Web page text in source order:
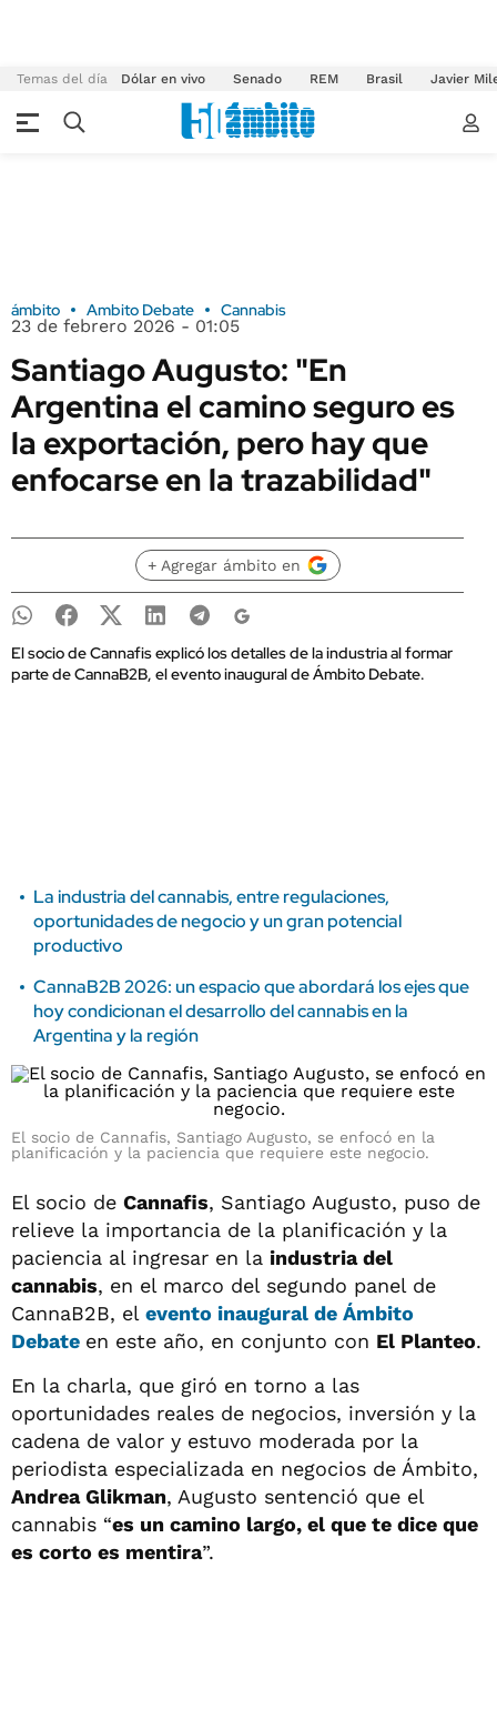
Temas del día Dólar en vivo Senado REM Brasil Javier
ámbito Ambito Debate Cannabis
23 de febrero 2026 - 01:05
Santiago Augusto: "En
Argentina el camino seguro es
la exportación, pero hay que
enfocarse en la trazabilidad"
+ Agregar ámbito en
El socio de Cannafis explicó los detalles de la industria al formar
parte de CannaB2B, el evento inaugural de Ámbito Debate.
La industria del cannabis, entre regulaciones,
oportunidades de negocio y un gran potencial
productivo
CannaB2B 2026: un espacio que abordará los ejes que
hoy condicionan el desarrollo del cannabis en la
Argentina y la región
El socio de Cannafis, Santiago Augusto, se enfocó en la
planificación y la paciencia que requiere este negocio.
El socio de Cannafis, Santiago Augusto, puso de
relieve la importancia de la planificación y la
paciencia al ingresar en la industria del
cannabis, en el marco del segundo panel de
CannaB2B, el evento inaugural de Ámbito
Debate en este año, en conjunto con El Planteo.
En la charla, que giró en torno a las
oportunidades reales de negocios, inversión y la
cadena de valor y estuvo moderada por la
periodista especializada en negocios de Ámbito,
Andrea Glikman, Augusto sentenció que el
cannabis “es un camino largo, el que te dice que
es corto es mentira”.